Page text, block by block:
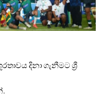
දිනා ගැනීමට ශ්‍රී